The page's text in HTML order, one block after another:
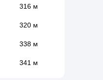
316 м
320 м
338 м
341 м